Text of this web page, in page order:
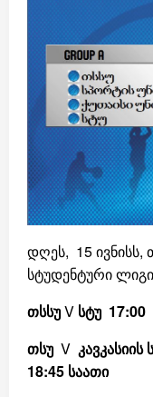
დღეს, 15 ივნისს,
სტუდენტური
თსსუV სტუ 17:00
თსუ V
18:45 საათი